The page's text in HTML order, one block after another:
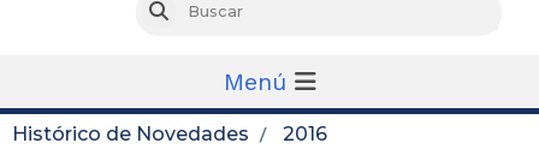
Buscar
Menú
Histórico de Novedades
2016